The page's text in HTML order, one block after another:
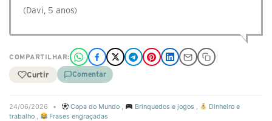
(Davi, 5 anos)
COMPARTILHAR:
Curtir Comentar
24/06/2026 • Copa do Mundo , Brinquedos e jogos ,
Dinheiro e
trabalho , Frases engraçadas